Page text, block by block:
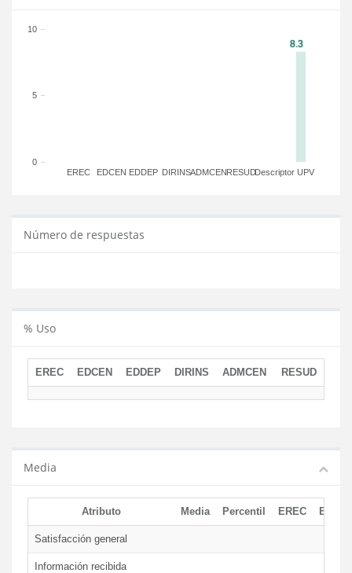
EREC EDCEN EDDEP DIRINSADMCENRESUDDescriptor UPV
0
5
10
Número de respuestas
% Uso
EREC EDCEN EDDEP DIRINS ADMCEN RESUD
Media
Atributo Media Percentil EREC
Satisfacción general
Información recibida